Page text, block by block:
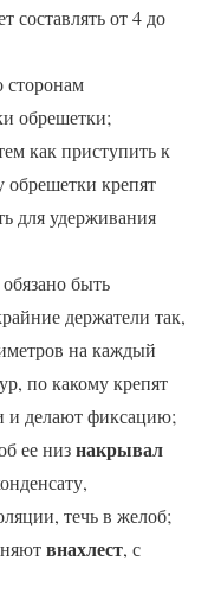
составлять от 4 до
сторонам
обрешетки;
как приступить к
крепят
для удерживания
быть
держатели так,
на каждый
по какому крепят
и делают фиксацию;
ее низнакрывал
течь в желоб;
внахлест, с